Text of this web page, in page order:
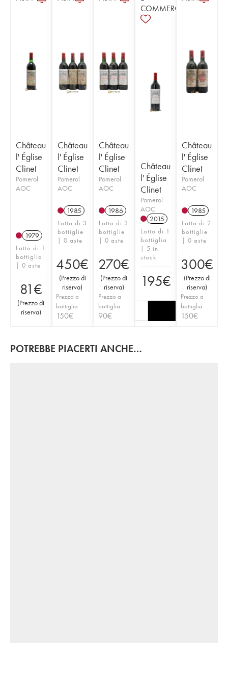
Château
l' Église
Clinet
Pomerol
AOC
1979
Lotto di 1
bottiglia
| 0 aste
81€
(Prezzo di
riserva)
Château
l' Église
Clinet
Pomerol
AOC
1985
Lotto di 3
bottiglie
| 0 aste
450€
(Prezzo di
riserva)
Prezzo a
bottiglia
150€
Château
l' Église
Clinet
Pomerol
AOC
1986
Lotto di 3
bottiglie
| 0 aste
270€
(Prezzo di
riserva)
Prezzo a
bottiglia
90€
COMMERCE
Château
l' Église
Clinet
Pomerol
AOC
2015
Lotto di 1
bottiglia
| 5 in
stock
195€
Château
l' Église
Clinet
Pomerol
AOC
1985
Lotto di 2
bottiglie
| 0 aste
300€
(Prezzo di
riserva)
Prezzo a
bottiglia
150€
POTREBBE PIACERTI ANCHE…